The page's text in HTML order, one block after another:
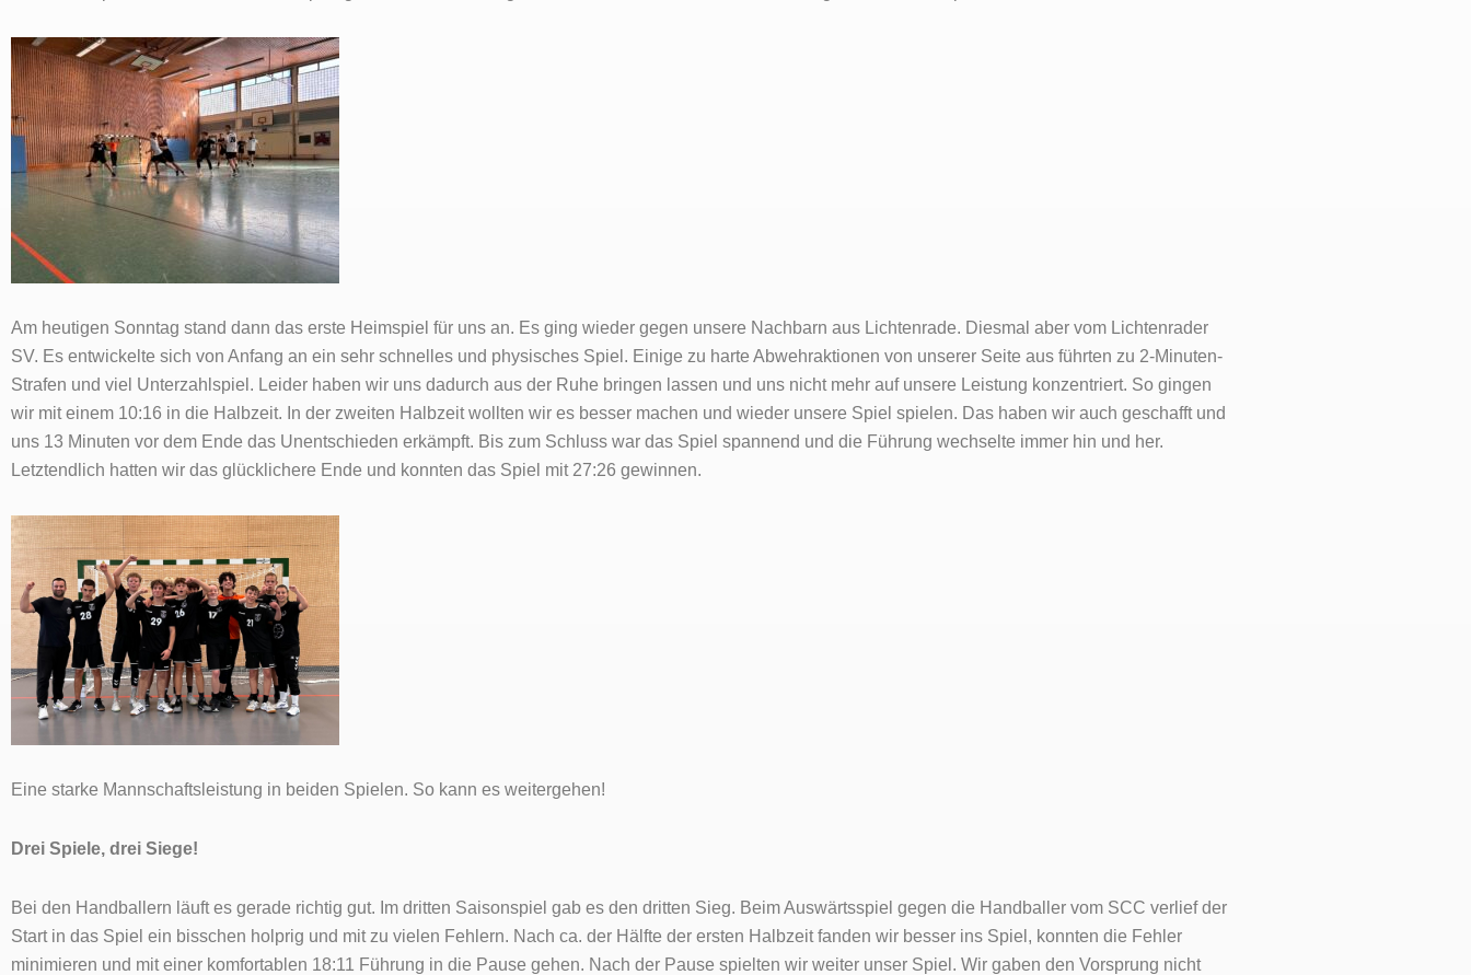
Am heutigen Sonntag stand dann das erste Heimspiel für uns an. Es ging wieder gegen unsere Nachbarn aus Lichtenrade. Diesmal aber vom Lichtenrader
SV. Es entwickelte sich von Anfang an ein sehr schnelles und physisches Spiel. Einige zu harte Abwehraktionen von unserer Seite aus führten zu 2-Minuten-
Strafen und viel Unterzahlspiel. Leider haben wir uns dadurch aus der Ruhe bringen lassen und uns nicht mehr auf unsere Leistung konzentriert. So gingen
wir mit einem 10:16 in die Halbzeit. In der zweiten Halbzeit wollten wir es besser machen und wieder unsere Spiel spielen. Das haben wir auch geschafft und
uns 13 Minuten vor dem Ende das Unentschieden erkämpft. Bis zum Schluss war das Spiel spannend und die Führung wechselte immer hin und her.
Letztendlich hatten wir das glücklichere Ende und konnten das Spiel mit 27:26 gewinnen.
Eine starke Mannschaftsleistung in beiden Spielen. So kann es weitergehen!
Drei Spiele, drei Siege!
Bei den Handballern läuft es gerade richtig gut. Im dritten Saisonspiel gab es den dritten Sieg. Beim Auswärtsspiel gegen die Handballer vom SCC verlief der
Start in das Spiel ein bisschen holprig und mit zu vielen Fehlern. Nach ca. der Hälfte der ersten Halbzeit fanden wir besser ins Spiel, konnten die Fehler
minimieren und mit einer komfortablen 18:11 Führung in die Pause gehen. Nach der Pause spielten wir weiter unser Spiel. Wir gaben den Vorsprung nicht